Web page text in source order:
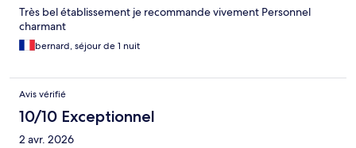
Très bel établissement je recommande vivement Personnel
charmant
bernard, séjour de 1 nuit
Avis vérifié
10/10 Exceptionnel
2 avr. 2026